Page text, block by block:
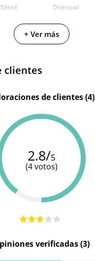
Silexd Diversual
Natural Natural
PVC Hiper-
3.8 cm 3.8 cm
100%
sumergible
sumergible
+ Ver más
clientes
de clientes (4)
2.8/5
(4 votos)
verificadas (3)